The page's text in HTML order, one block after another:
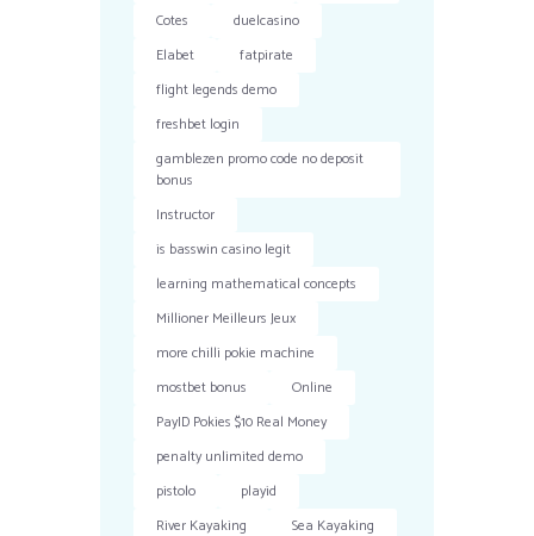
Cotes
duelcasino
Elabet
fatpirate
flight legends demo
freshbet login
gamblezen promo code no deposit
bonus
Instructor
is basswin casino legit
learning mathematical concepts
Millioner Meilleurs Jeux
more chilli pokie machine
mostbet bonus
Online
PayID Pokies $10 Real Money
penalty unlimited demo
pistolo
playid
River Kayaking
Sea Kayaking